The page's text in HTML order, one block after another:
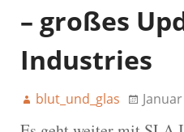
– großes
Industries
blut_und_glas